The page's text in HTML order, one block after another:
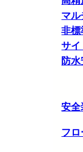
マ
非標
サイ
防
安全
フロ